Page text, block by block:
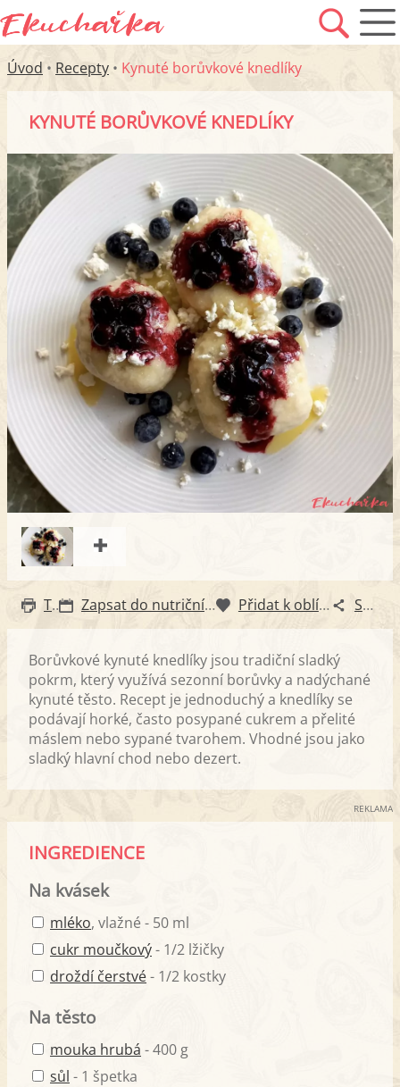
Úvod • Recepty • Kynuté borůvkové knedlíky
KYNUTÉ BORŮVKOVÉ KNEDLÍKY
Tisk Zapsat do nutričního diáře Přidat k oblíbeným Sdílet
Borůvkové kynuté knedlíky jsou tradiční sladký
pokrm, který využívá sezonní borůvky a nadýchané
kynuté těsto. Recept je jednoduchý a knedlíky se
podávají horké, často posypané cukrem a přelité
máslem nebo sypané tvarohem. Vhodné jsou jako
sladký hlavní chod nebo dezert.
REKLAMA
INGREDIENCE
Na kvásek
mléko, vlažné - 50 ml
cukr moučkový- 1/2 lžičky
droždí čerstvé- 1/2 kostky
Na těsto
mouka hrubá - 400 g
sůl - 1 špetka